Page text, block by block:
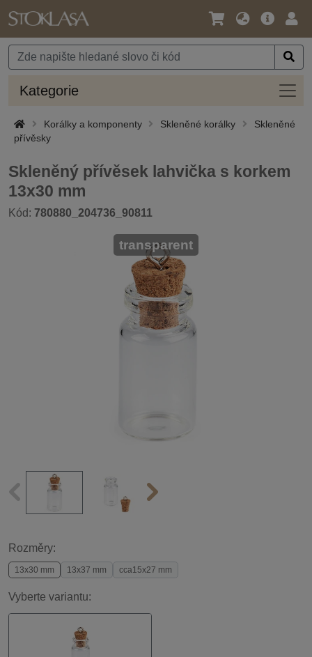
Jazyk
Měna
Hlavní
Kategorie
Korálky a komponenty Skleněné korálky
Skleněné
přívěsky
Skleněný přívěsek lahvička s korkem
13x30 mm
Kód: 780880_204736_90811
transparent
Rozměry:
13x30 mm 13x37 mm cca15x27 mm
Vyberte variantu: